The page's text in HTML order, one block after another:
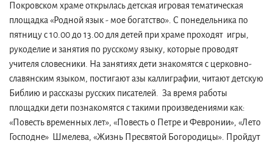
Покровском храме открылась детская игровая тематическая
площадка «Родной язык - мое богатство». С понедельника по
пятницу с 10.00 до 13.00 для детей при храме проходят игры,
рукоделие и занятия по русскому языку, которые проводят
учителя словесники. На занятиях дети знакомятся с церковно-
славянским языком, постигают азы каллиграфии, читают детскую
Библию и рассказы русских писателей. За время работы
площадки дети познакомятся с такими произведениями как:
«Повесть временных лет», «Повесть о Петре и Февронии», «Лето
Господне» Шмелева, «Жизнь Пресвятой Богородицы». Пройдут